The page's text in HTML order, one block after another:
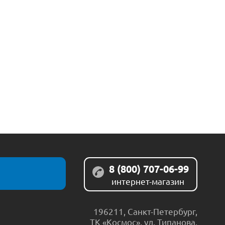
8 (800) 707-06-99
интернет-магазин
196211 Санкт-Петербург,
ТК «Космос», ул. Типанова,